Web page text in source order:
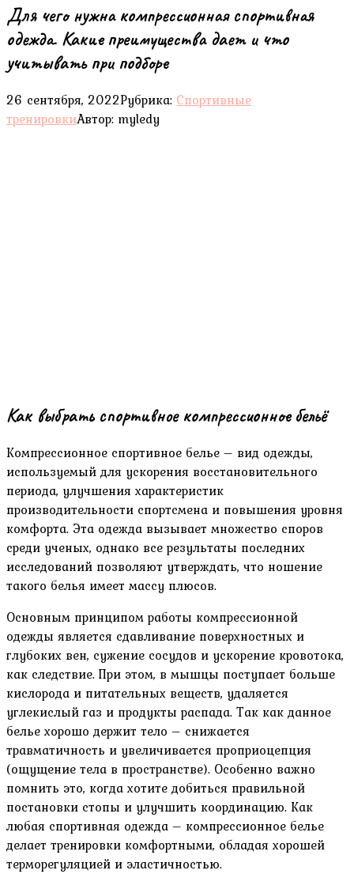
Для чего нужна компрессионная спортивная
одежда. Какие преимущества дает и что
учитывать при подборе
26 сентября, 2022Рубрика: Спортивные
тренировкиАвтор: myledy
Как выбрать спортивное компрессионное бельё
Компрессионное спортивное белье – вид одежды,
используемый для ускорения восстановительного
периода, улучшения характеристик
производительности спортсмена и повышения уровня
комфорта. Эта одежда вызывает множество споров
среди ученых, однако все результаты последних
исследований позволяют утверждать, что ношение
такого белья имеет массу плюсов.
Основным принципом работы компрессионной
одежды является сдавливание поверхностных и
глубоких вен, сужение сосудов и ускорение кровотока,
как следствие. При этом, в мышцы поступает больше
кислорода и питательных веществ, удаляется
углекислый газ и продукты распада. Так как данное
белье хорошо держит тело – снижается
травматичность и увеличивается проприоцепция
(ощущение тела в пространстве). Особенно важно
помнить это, когда хотите добиться правильной
постановки стопы и улучшить координацию. Как
любая спортивная одежда – компрессионное белье
делает тренировки комфортными, обладая хорошей
терморегуляцией и эластичностью.